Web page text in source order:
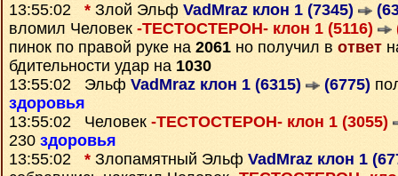
13:55:02 * Злой Эльф VadMraz клон 1 (7345)
вломил Человек -ТЕСТОСТЕРОН- клон 1 (5116)
пинок по правой руке на 2061 но получил в ответ
бдительности удар на 1030
13:55:02 Эльф VadMraz клон 1 (6315) (6775)
здоровья
13:55:02 Человек -ТЕСТОСТЕРОН- клон 1 (3055)
230 здоровья
13:55:02 * Злопамятный Эльф VadMraz клон 1